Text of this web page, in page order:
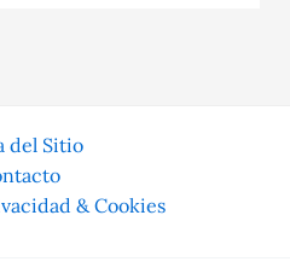
del Sitio
& Cookies